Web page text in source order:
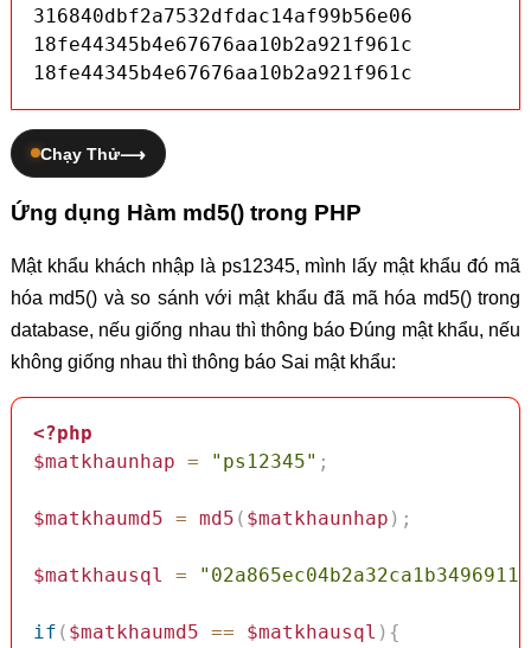
316840dbf2a7532dfdac14af99b56e06
18fe44345b4e67676aa10b2a921f961c
18fe44345b4e67676aa10b2a921f961c
Chạy Thử
Ứng dụng Hàm md5() trong PHP
Mật khẩu khách nhập là ps12345, mình lấy mật khẩu đó mã
hóa md5() và so sánh với mật khẩu đã mã hóa md5() trong
database, nếu giống nhau thì thông báo Đúng mật khẩu, nếu
không giống nhau thì thông báo Sai mật khẩu:
<?php
$matkhaunhap = "ps12345" ;
$matkhaumd5 = md5 ( $matkhaunhap ) ;
$matkhausql =
if ( $matkhaumd5 == $matkhausql ) {